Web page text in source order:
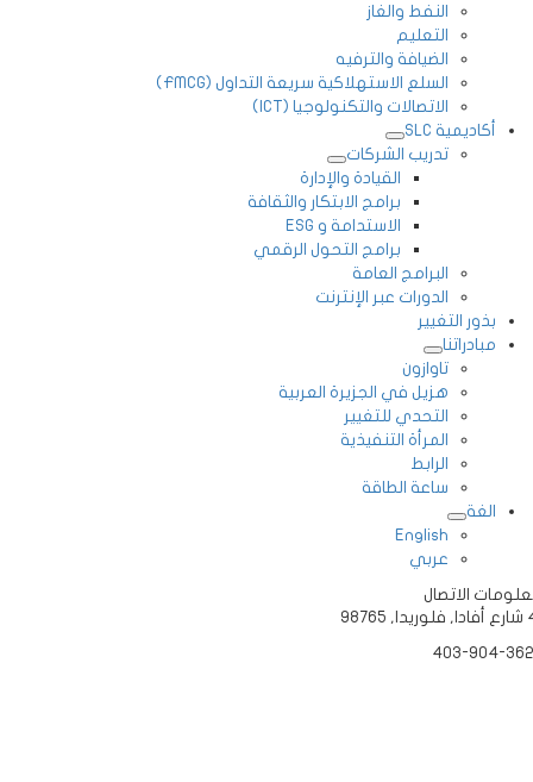
النفط والغاز
التعليم
الضيافة والترفيه
السلع الاستهلاكية سريعة التداول (FMCG)
الاتصالات والتكنولوجيا (ICT)
أكاديمية SLC
تدريب الشركات
القيادة والإدارة
برامج الابتكار والثقافة
الاستدامة و ESG
برامج التحول الرقمي
البرامج العامة
الدورات عبر الإنترنت
بذور التغيير
مبادراتنا
تاوازون
هزيل في الجزيرة العربية
التحدي للتغيير
المرأة التنفيذية
الرابط
ساعة الطاقة
الغة
English
عربي
الاتصال
403-904-